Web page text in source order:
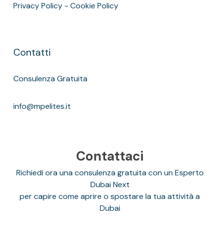
Privacy Policy- Cookie Policy
Contatti
Consulenza Gratuita
info@mpelites.it
Contattaci
Richiedi ora una consulenza gratuita con un Esperto
Dubai Next
per capire come aprire o spostare la tua attività a
Dubai